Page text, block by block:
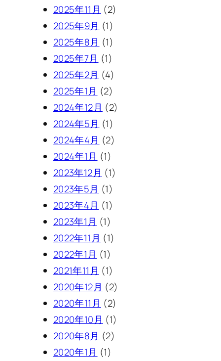
2025年11月 (2)
2025年9月 (1)
2025年8月 (1)
2025年7月 (1)
2025年2月 (4)
2025年1月 (2)
2024年12月 (2)
2024年5月 (1)
2024年4月 (2)
2024年1月 (1)
2023年12月 (1)
2023年5月 (1)
2023年4月 (1)
2023年1月 (1)
2022年11月 (1)
2022年1月 (1)
2021年11月 (1)
2020年12月 (2)
2020年11月 (2)
2020年10月 (1)
2020年8月 (2)
2020年1月 (1)